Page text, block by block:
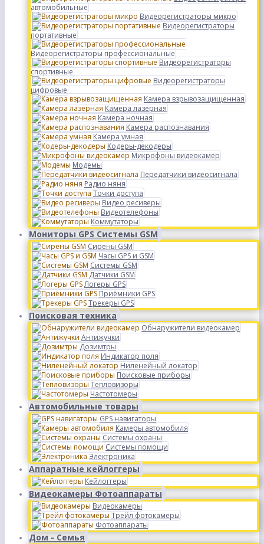
автомобильные
Видеорегистраторы микро
Видеорегистраторы
портативные
Видеорегистраторы профессиональные
Видеорегистраторы
спортивные
Видеорегистраторы
цифровые
Камера взрывозащищенная
Камера лазерная
Камера ночная
Камера распознавания
Камера умная
Кодеры-декодеры
Микрофоны видеокамер
Модемы
Передатчики видеосигнала
Радио няня
Точки доступа
Видео ресиверы
Видеотелефоны
Коммутаторы
Мониторы GPS Системы GSM
Сирены GSM
Часы GPS и GSM
Системы GSM
Датчики GSM
Логеры GPS
Приёмники GPS
Трекеры GPS
Поисковая техника
Обнаружители видеокамер
Антижучки
Дозимтры
Индикатор поля
Ниленейный локатор
Поисковые приборы
Тепловизоры
Частотомеры
Автомобильные товары
GPS навигаторы
Камеры автомобиля
Системы охраны
Системы помощи
Электроника
Аппаратные кейлоггеры
Кейлоггеры
Видеокамеры Фотоаппараты
Видеокамеры
Трейл фотокамеры
Фотоаппараты
Дом - Семья